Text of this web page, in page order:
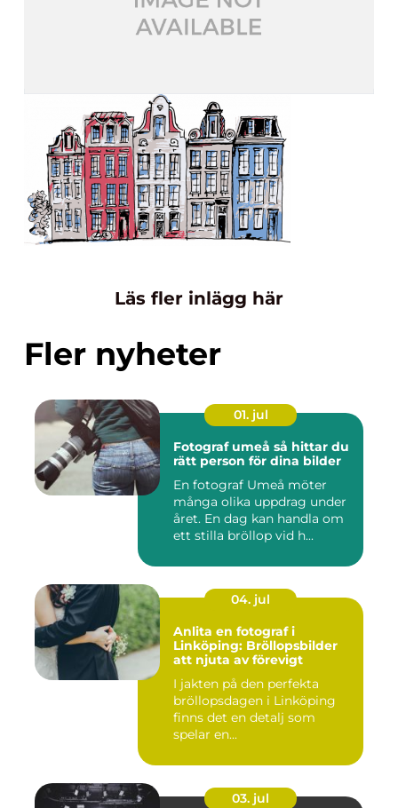
Läs fler inlägg här
Fler nyheter
01. jul
Fotograf umeå så hittar du
rätt person för dina bilder
En fotograf Umeå möter
många olika uppdrag under
året. En dag kan handla om
ett stilla bröllop vid h...
04. jul
Anlita en fotograf i
Linköping: Bröllopsbilder
att njuta av förevigt
I jakten på den perfekta
bröllopsdagen i Linköping
finns det en detalj som
spelar en...
03. jul